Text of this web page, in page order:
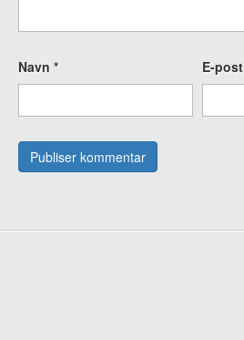
Navn * E-post